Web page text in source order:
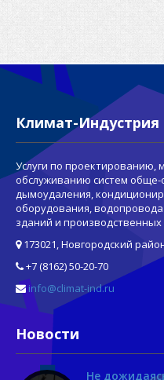
Климат-Индустрия
Услуги по проектированию,
обслуживанию систем обще-
дымоудаления,
оборудования,
зданий и
173021, Новгородский
+7 (8162) 50-20-70
info@climat-ind.ru
Новости
Не